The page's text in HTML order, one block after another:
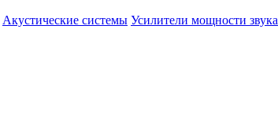
Акустические системы Усилители мощности звука